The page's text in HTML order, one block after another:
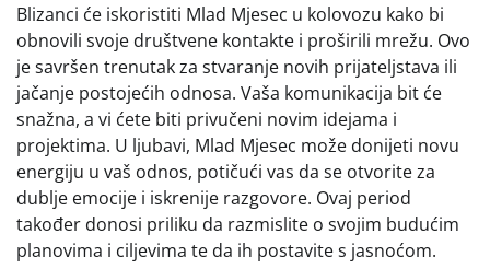
Blizanci će iskoristiti Mlad Mjesec u kolovozu kako bi
obnovili svoje društvene kontakte i proširili mrežu. Ovo
je savršen trenutak za stvaranje novih prijateljstava ili
jačanje postojećih odnosa. Vaša komunikacija bit će
snažna, a vi ćete biti privučeni novim idejama i
projektima. U ljubavi, Mlad Mjesec može donijeti novu
energiju u vaš odnos, potičući vas da se otvorite za
dublje emocije i iskrenije razgovore. Ovaj period
također donosi priliku da razmislite o svojim budućim
planovima i ciljevima te da ih postavite s jasnoćom.